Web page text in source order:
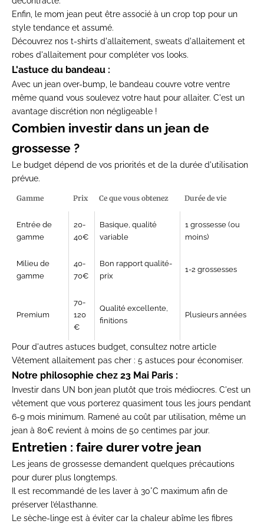
Enfin, le mom jean peut être associé à un crop top pour un
style tendance et assumé.
Découvrez nos t-shirts d'allaitement, sweats d'allaitement et
robes d'allaitement pour compléter vos looks.
L'astuce du bandeau :
Avec un jean over-bump, le bandeau couvre votre ventre
même quand vous soulevez votre haut pour allaiter. C'est un
avantage discrétion non négligeable !
Combien investir dans un jean de
grossesse ?
Le budget dépend de vos priorités et de la durée d'utilisation
prévue.
Gamme Prix Ce que vous obtenez Durée de vie
Entrée de
gamme
20-
40€
Basique, qualité
variable
1 grossesse (ou
moins)
Milieu de
gamme
40-
70€
Bon rapport qualité-
prix
1-2 grossesses
Premium
70-
120
€
Qualité excellente,
finitions
Plusieurs années
Pour d'autres astuces budget, consultez notre article
Vêtement allaitement pas cher : 5 astuces pour économiser.
Notre philosophie chez 23 Mai Paris :
Investir dans UN bon jean plutôt que trois médiocres. C'est un
vêtement que vous porterez quasiment tous les jours pendant
6-9 mois minimum. Ramené au coût par utilisation, même un
jean à 80€ revient à moins de 50 centimes par jour.
Entretien : faire durer votre jean
Les jeans de grossesse demandent quelques précautions
pour durer plus longtemps.
Il est recommandé de les laver à 30°C maximum afin de
préserver l’élasthanne.
Le sèche-linge est à éviter car la chaleur abîme les fibres